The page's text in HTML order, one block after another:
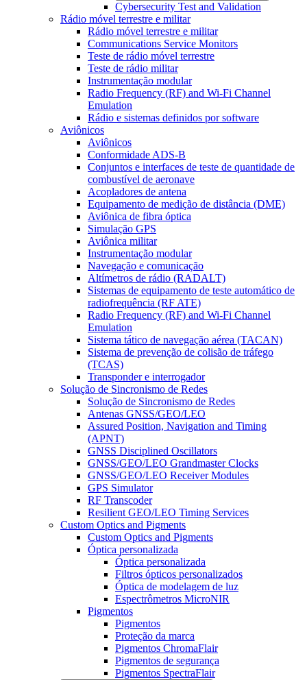
Cybersecurity Test and Validation
Rádio móvel terrestre e militar
Rádio móvel terrestre e militar
Communications Service Monitors
Teste de rádio móvel terrestre
Teste de rádio militar
Instrumentação modular
Radio Frequency (RF) and Wi-Fi Channel
Emulation
Rádio e sistemas definidos por software
Aviônicos
Aviônicos
Conformidade ADS-B
Conjuntos e interfaces de teste de quantidade de
combustível de aeronave
Acopladores de antena
Equipamento de medição de distância (DME)
Aviônica de fibra óptica
Simulação GPS
Aviônica militar
Instrumentação modular
Navegação e comunicação
Altímetros de rádio (RADALT)
Sistemas de equipamento de teste automático de
radiofrequência (RF ATE)
Radio Frequency (RF) and Wi-Fi Channel
Emulation
Sistema tático de navegação aérea (TACAN)
Sistema de prevenção de colisão de tráfego
(TCAS)
Transponder e interrogador
Solução de Sincronismo de Redes
Solução de Sincronismo de Redes
Antenas GNSS/GEO/LEO
Assured Position, Navigation and Timing
(APNT)
GNSS Disciplined Oscillators
GNSS/GEO/LEO Grandmaster Clocks
GNSS/GEO/LEO Receiver Modules
GPS Simulator
RF Transcoder
Resilient GEO/LEO Timing Services
Custom Optics and Pigments
Custom Optics and Pigments
Óptica personalizada
Óptica personalizada
Filtros ópticos personalizados
Óptica de modelagem de luz
Espectrômetros MicroNIR
Pigmentos
Pigmentos
Proteção da marca
Pigmentos ChromaFlair
Pigmentos de segurança
Pigmentos SpectraFlair